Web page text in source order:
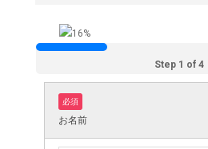
Step 1 of 4
必須
お名前